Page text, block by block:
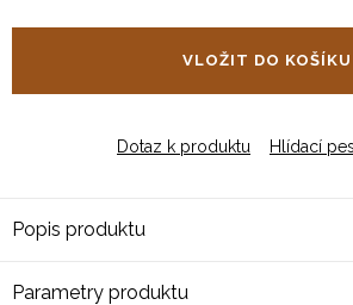
VLOŽIT DO KOŠÍKU
Dotaz k produktu Hlídací pes
Popis produktu
Parametry produktu